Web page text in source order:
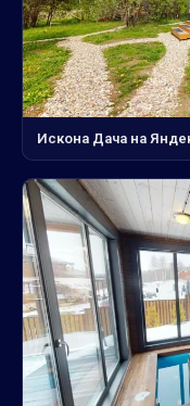
Искона Дача на